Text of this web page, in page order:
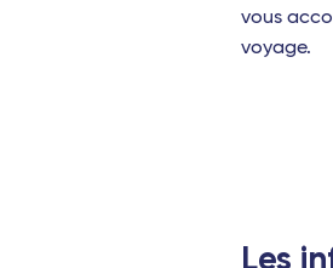
Avignon - TGV
Perpignan - Travel
Océan Indien
vous
voyage.
Les